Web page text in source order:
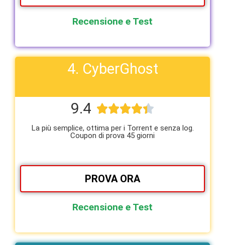
Recensione e Test
4. CyberGhost
9.4 
La più semplice, ottima per i Torrent e senza log.
Coupon di prova 45 giorni
PROVA ORA
Recensione e Test